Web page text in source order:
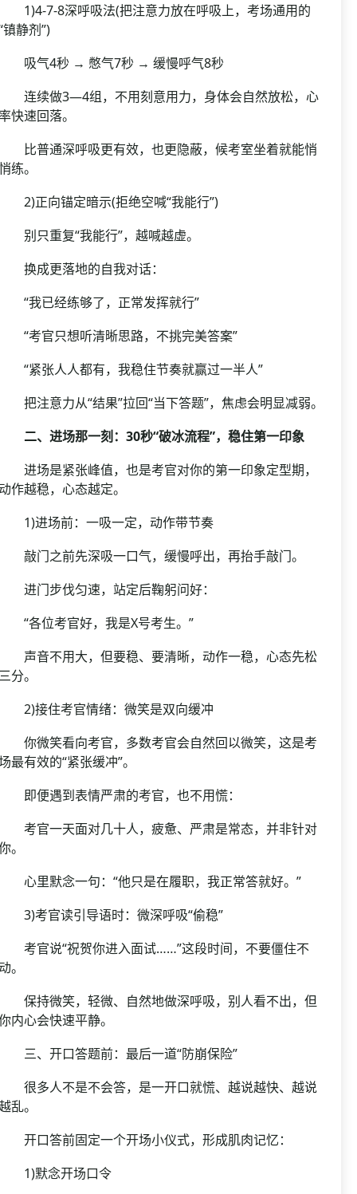
7-8深呼吸法(把注意力放在呼吸上，考场通用的
镇静剂”)
气4秒 → 憋气7秒 → 缓慢呼气8秒
续做3—4组，不用刻意用力，身体会自然放松，心
快速回落。
普通深呼吸更有效，也更隐蔽，候考室坐着就能悄
练。
正向锚定暗示(拒绝空喊“我能行”)
只重复“我能行”，越喊越虚。
成更落地的自我对话：
我已经练够了，正常发挥就行”
考官只想听清晰思路，不挑完美答案”
紧张人人都有，我稳住节奏就赢过一半人”
注意力从“结果”拉回“当下答题”，焦虑会明显减弱。
、进场那一刻：30秒“破冰流程”，稳住第一印象
场是紧张峰值，也是考官对你的第一印象定型期，
作越稳，心态越定。
进场前：一吸一定，动作带节奏
门之前先深吸一口气，缓慢呼出，再抬手敲门。
门步伐匀速，站定后鞠躬问好：
各位考官好，我是X号考生。”
音不用大，但要稳、要清晰，动作一稳，心态先松
分。
接住考官情绪：微笑是双向缓冲
微笑看向考官，多数考官会自然回以微笑，这是考
最有效的“紧张缓冲”。
便遇到表情严肃的考官，也不用慌：
官一天面对几十人，疲惫、严肃是常态，并非针对
。
里默念一句：“他只是在履职，我正常答就好。”
考官读引导语时：微深呼吸“偷稳”
官说“祝贺你进入面试……”这段时间，不要僵住不
。
持微笑，轻微、自然地做深呼吸，别人看不出，但
内心会快速平静。
、开口答题前：最后一道“防崩保险”
多人不是不会答，是一开口就慌、越说越快、越说
乱。
口答前固定一个开场小仪式，形成肌肉记忆：
默念开场口令